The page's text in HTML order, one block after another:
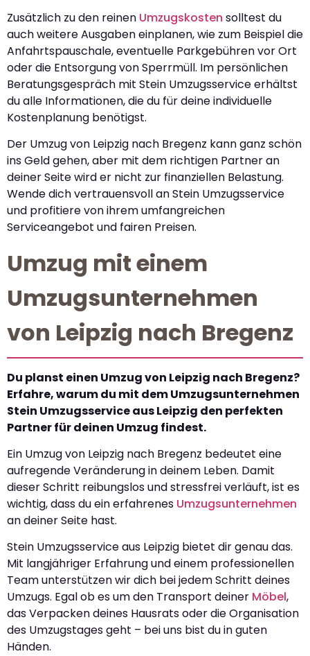
Zusätzlich zu den reinen Umzugskosten solltest du
auch weitere Ausgaben einplanen, wie zum Beispiel die
Anfahrtspauschale, eventuelle Parkgebühren vor Ort
oder die Entsorgung von Sperrmüll. Im persönlichen
Beratungsgespräch mit Stein Umzugsservice erhältst
du alle Informationen, die du für deine individuelle
Kostenplanung benötigst.
Der Umzug von Leipzig nach Bregenz kann ganz schön
ins Geld gehen, aber mit dem richtigen Partner an
deiner Seite wird er nicht zur finanziellen Belastung.
Wende dich vertrauensvoll an Stein Umzugsservice
und profitiere von ihrem umfangreichen
Serviceangebot und fairen Preisen.
Umzug mit einem
Umzugsunternehmen
von Leipzig nach Bregenz
Du planst einen Umzug von Leipzig nach Bregenz?
Erfahre, warum du mit dem Umzugsunternehmen
Stein Umzugsservice aus Leipzig den perfekten
Partner für deinen Umzug findest.
Ein Umzug von Leipzig nach Bregenz bedeutet eine
aufregende Veränderung in deinem Leben. Damit
dieser Schritt reibungslos und stressfrei verläuft, ist es
wichtig, dass du ein erfahrenes Umzugsunternehmen
an deiner Seite hast.
Stein Umzugsservice aus Leipzig bietet dir genau das.
Mit langjähriger Erfahrung und einem professionellen
Team unterstützen wir dich bei jedem Schritt deines
Umzugs. Egal ob es um den Transport deiner Möbel,
das Verpacken deines Hausrats oder die Organisation
des Umzugstages geht – bei uns bist du in guten
Händen.